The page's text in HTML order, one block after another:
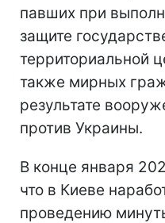
павших при
защите
территориальной
также мирных
результате
против Украины.
В конце января
что в Киеве
проведению